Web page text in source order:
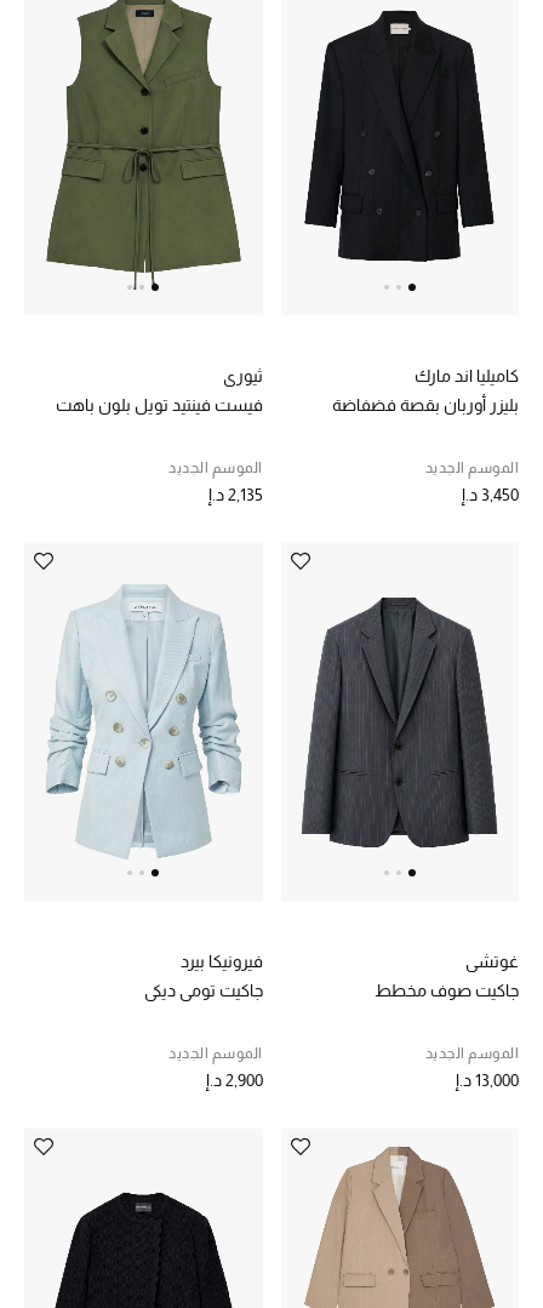
كاميليا اند مارك
بليزر أوربان بقصة فضفاضة
الموسم الجديد
3,450 د.إ
ثيوري
فيست فينتيد تويل بلون باهت
الموسم الجديد
2,135 د.إ
غوتشي
جاكيت صوف مخطط
الموسم الجديد
13,000 د.إ
فيرونيكا بيرد
جاكيت تومي ديكي
الموسم الجديد
2,900 د.إ